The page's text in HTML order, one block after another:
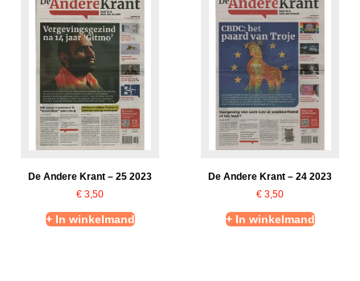
De Andere Krant – 25 2023
€ 3,50
+ In winkelmand
De Andere Krant – 24 2023
€ 3,50
+ In winkelmand